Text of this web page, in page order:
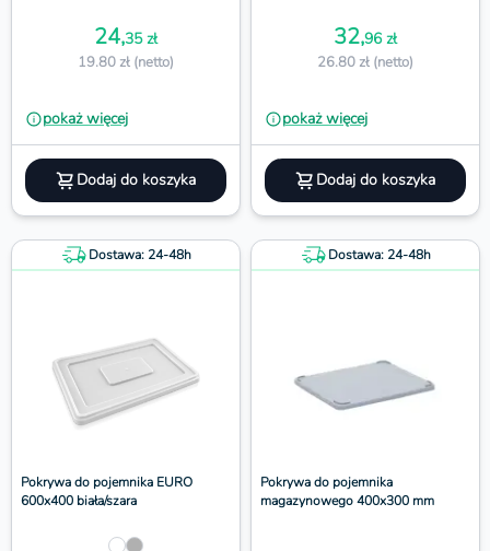
24,35 zł
19.80 zł (netto)
pokaż więcej
Dodaj do koszyka
32,96 zł
26.80 zł (netto)
pokaż więcej
Dodaj do koszyka
Dostawa: 24-48h
Pokrywa do pojemnika EURO
600x400 biała/szara
Dostawa: 24-48h
Pokrywa do pojemnika
magazynowego 400x300 mm